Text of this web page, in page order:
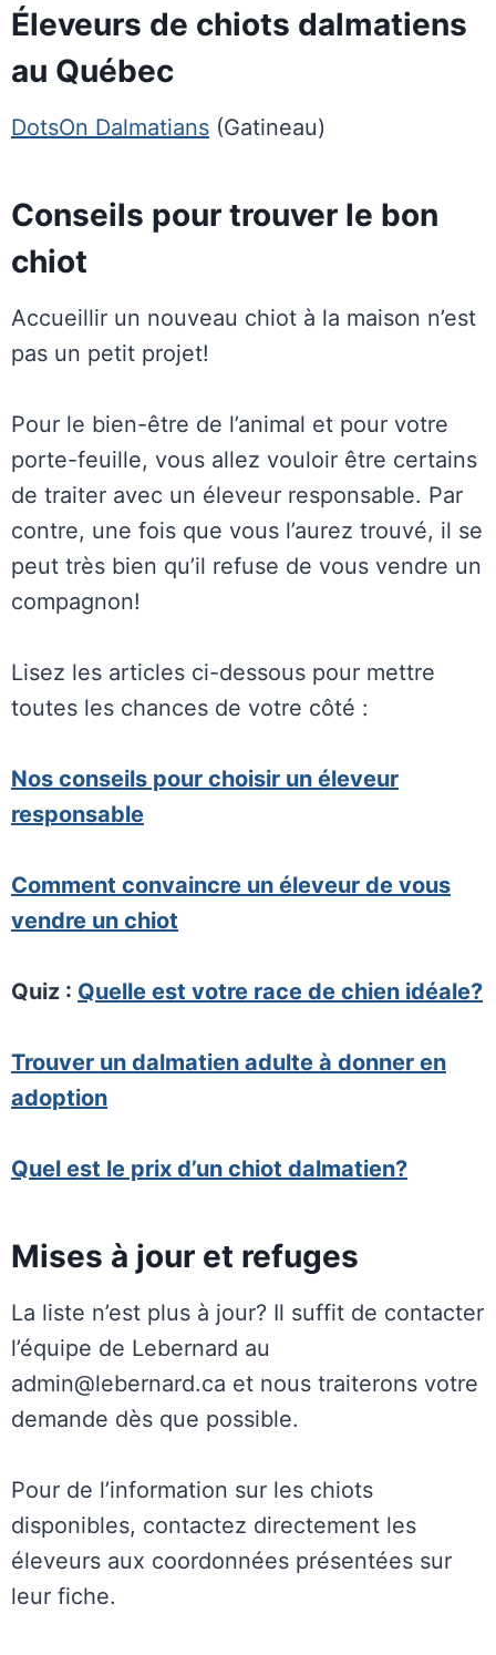
Éleveurs de chiots dalmatiens
au Québec
DotsOn Dalmatians (Gatineau)
Conseils pour trouver le bon
chiot
Accueillir un nouveau chiot à la maison n’est
pas un petit projet!
Pour le bien-être de l’animal et pour votre
porte-feuille, vous allez vouloir être certains
de traiter avec un éleveur responsable. Par
contre, une fois que vous l’aurez trouvé, il se
peut très bien qu’il refuse de vous vendre un
compagnon!
Lisez les articles ci-dessous pour mettre
toutes les chances de votre côté :
Nos conseils pour choisir un éleveur
responsable
Comment convaincre un éleveur de vous
vendre un chiot
Quiz : Quelle est votre race de chien idéale?
Trouver un dalmatien adulte à donner en
adoption
Quel est le prix d’un chiot dalmatien?
Mises à jour et refuges
La liste n’est plus à jour? Il suffit de contacter
l’équipe de Lebernard au
admin@lebernard.ca et nous traiterons votre
demande dès que possible.
Pour de l’information sur les chiots
disponibles, contactez directement les
éleveurs aux coordonnées présentées sur
leur fiche.